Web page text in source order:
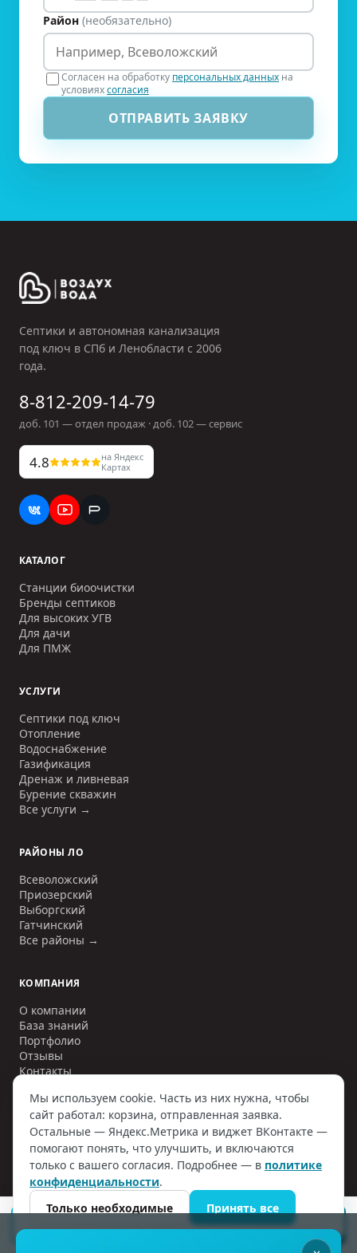
Район (необязательно)
Согласен на обработку персональных данных на
условияхсогласия
ОТПРАВИТЬ ЗАЯВКУ
Септики и автономная канализация
под ключ в СПб и Ленобласти с 2006
года.
8-812-209-14-79
доб. 101 — отдел продаж · доб. 102— сервис
4.8
на Яндекс
Картах
КАТАЛОГ
Станции биоочистки
Бренды септиков
Для высоких УГВ
Для дачи
Для ПМЖ
УСЛУГИ
Септики под ключ
Отопление
Водоснабжение
Газификация
Дренаж и ливневая
Бурение скважин
Все услуги →
РАЙОНЫ ЛО
Всеволожский
Приозерский
Выборгский
Гатчинский
Все районы →
КОМПАНИЯ
О компании
База знаний
Портфолио
Отзывы
Контакты
2006–2026ООО «ИНЖЕНЕРНЫЕ СЕТИ». ИНН 7810797884 . Все
права защищены.
Политика конфиденциальности Договор оферты
Согласие на обработку ПД
ПОДОБРАТЬ СЕПТИК
Мы используем cookie. Часть из них нужна, чтобы
сайт работал: корзина, отправленная заявка.
Остальные — Яндекс.Метрика и виджет ВКонтакте —
помогают понять, что улучшить, и включаются
только с вашего согласия. Подробнее — в политике
конфиденциальности.
Только необходимые
Принять все